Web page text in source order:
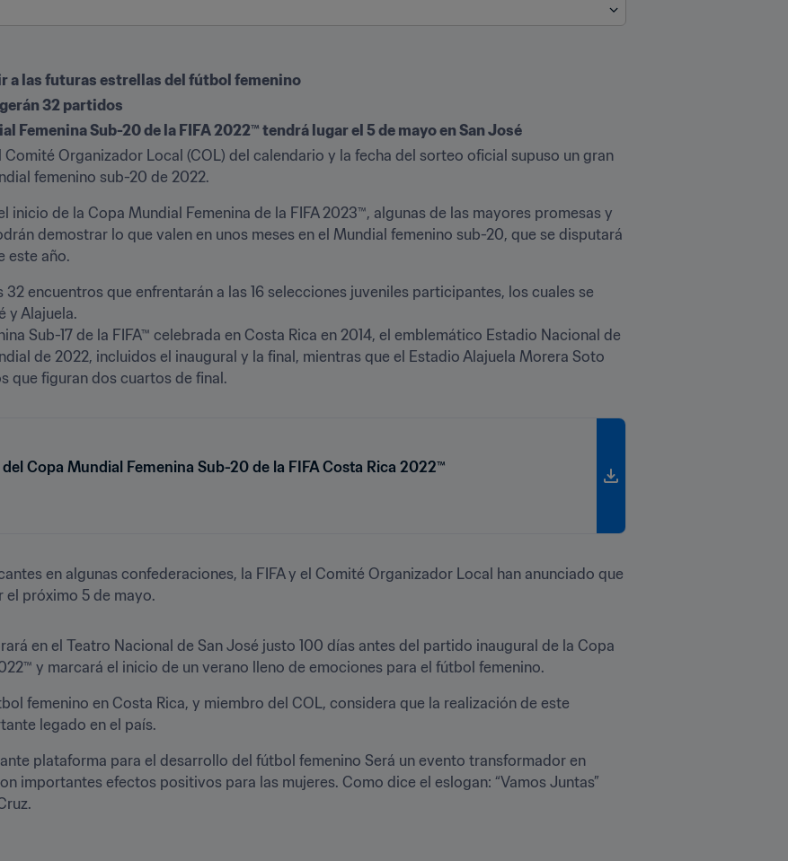
a las futuras estrellas del fútbol femenino
32 partidos
Femenina Sub-20 de la FIFA 2022™ tendrá lugar el 5 de mayo en San José
Organizador Local (COL) del calendario y la fecha del sorteo oficial supuso un gran
femenino sub-20 de 2022.
inicio de la Copa Mundial Femenina de la FIFA 2023™, algunas de las mayores promesas y
demostrar lo que valen en unos meses en el Mundial femenino sub-20, que se disputará
este año.
encuentros que enfrentarán a las 16 selecciones juveniles participantes, los cuales se
y Alajuela.
Sub-17 de la FIFA™ celebrada en Costa Rica en 2014, el emblemático Estadio Nacional de
de 2022, incluidos el inaugural y la final, mientras que el Estadio Alajuela Morera Soto
que figuran dos cuartos de final.
Copa Mundial Femenina Sub-20 de la FIFA Costa Rica 2022™
en algunas confederaciones, la FIFA y el Comité Organizador Local han anunciado que
próximo 5 de mayo.
en el Teatro Nacional de San José justo 100 días antes del partido inaugural de la Copa
y marcará el inicio de un verano lleno de emociones para el fútbol femenino.
femenino en Costa Rica, y miembro del COL, considera que la realización de este
legado en el país.
plataforma para el desarrollo del fútbol femenino Será un evento transformador en
importantes efectos positivos para las mujeres. Como dice el eslogan: “Vamos Juntas”